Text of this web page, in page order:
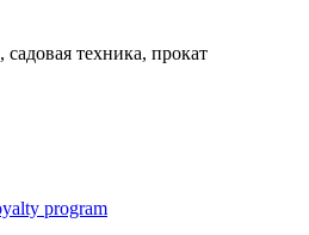
техника, прокат
program